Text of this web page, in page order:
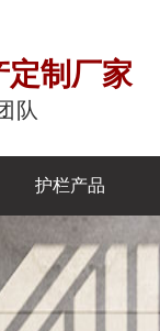
定制厂家
队
护栏产品